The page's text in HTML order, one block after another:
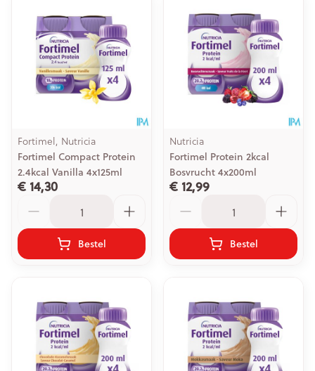
Fortimel, Nutricia
Fortimel Compact Protein
2.4kcal Vanilla 4x125ml
€ 14,30
Bestel
Nutricia
Fortimel Protein 2kcal
Bosvrucht 4x200ml
€ 12,99
Bestel